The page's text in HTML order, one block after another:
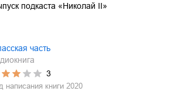
подкаста «Николай II»
часть
3
написания книги 2020